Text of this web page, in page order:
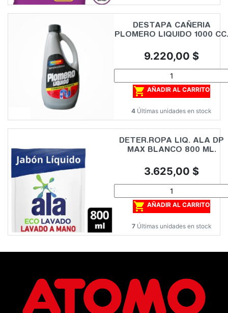
DESTAPA CAÑERIA
PLOMERO LIQUIDO 1000 CC.
Precio
9.220,00 $
 AÑADIR AL CARRITO
4 Últimas unidades en stock
DETER.ROPA LIQ. ALA DP
MAX BLANCO 800 ML.
Precio
3.625,00 $
 AÑADIR AL CARRITO
7 Últimas unidades en stock